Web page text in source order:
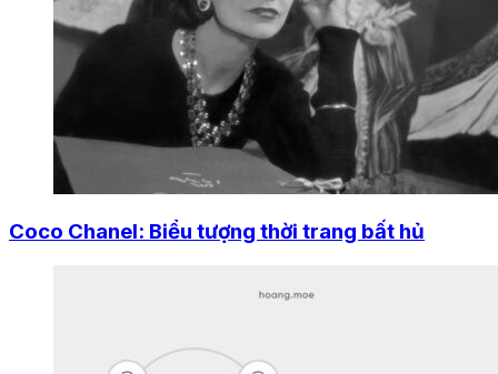
Coco Chanel: Biểu tượng thời trang bất hủ